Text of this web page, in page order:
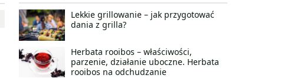
Lekkie grillowanie – jak przygotować
dania z grilla?
Herbata rooibos – właściwości,
parzenie, działanie uboczne. Herbata
rooibos na odchudzanie